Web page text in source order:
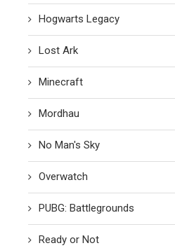
Hogwarts Legacy
Lost Ark
Minecraft
Mordhau
No Man's Sky
Overwatch
PUBG: Battlegrounds
Ready or Not